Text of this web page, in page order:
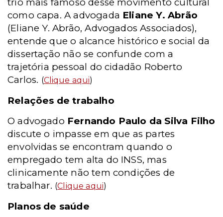
como capa. A advogada Eliane Y. Abrão
(Eliane Y. Abrão, Advogados Associados),
entende que o alcance histórico e social da
dissertação não se confunde com a
trajetória pessoal do cidadão Roberto
Carlos. (Clique aqui)
Relações de trabalho
O advogado Fernando Paulo da Silva Filho
discute o impasse em que as partes
envolvidas se encontram quando o
empregado tem alta do INSS, mas
clinicamente não tem condições de
trabalhar. (Clique aqui)
Planos de saúde